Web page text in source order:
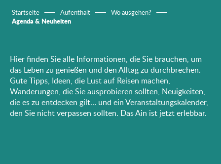
Startseite Aufenthalt Wo ausgehen?
Agenda & Neuheiten
Hier finden Sie alle Informationen, die Sie brauchen, um
das Leben zu genießen und den Alltag zu durchbrechen.
Gute Tipps, Ideen, die Lust auf Reisen machen,
Wanderungen, die Sie ausprobieren sollten, Neuigkeiten,
die es zu entdecken gilt… und ein Veranstaltungskalender,
den Sie nicht verpassen sollten. Das Ain ist jetzt erlebbar.